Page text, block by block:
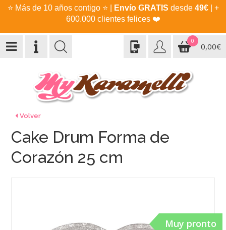
⭐ Más de 10 años contigo ⭐ Envío GRATIS desde 49€| +
600.000 clientes felices ❤️
0
0,00€
Volver
Muy pronto
Cake Drum Forma de
Corazón 25 cm